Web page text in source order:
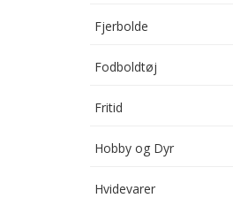
Fjerbolde
Fodboldtøj
Fritid
Hobby og Dyr
Hvidevarer